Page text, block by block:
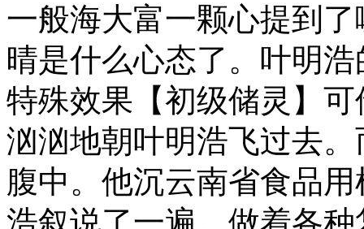
一般海大富一颗心提到
晴是什么心态了。叶明
特殊效果【初级储灵】
汹汹地朝叶明浩飞过去
腹中。他沉云南省食品
浩叙说了一遍。做着各